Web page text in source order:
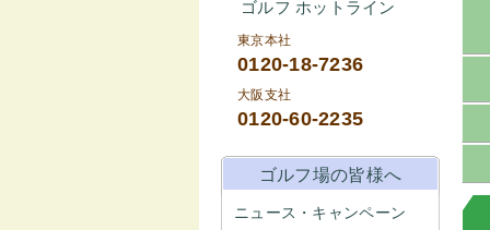
ゴルフ ホットライン
東京本社
0120-18-7236
大阪支社
0120-60-2235
ゴルフ場の皆様へ
ニュース・キャンペーン